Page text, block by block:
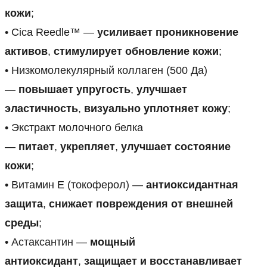
кожи;
• Cica Reedle™ — усиливает проникновение
активов, стимулирует обновление кожи;
• Низкомолекулярный коллаген (500 Да)
— повышает упругость, улучшает
эластичность, визуально уплотняет кожу;
• Экстракт молочного белка
— питает, укрепляет, улучшает состояние
кожи;
• Витамин Е (токоферол) — антиоксидантная
защита, снижает повреждения от внешней
среды;
• Астаксантин — мощный
антиоксидант, защищает и восстанавливает